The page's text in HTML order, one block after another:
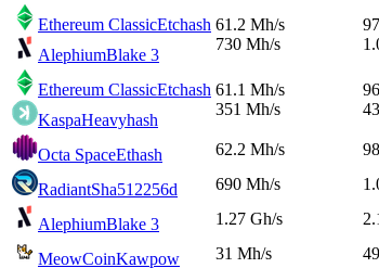
Ethereum ClassicEtchash
AlephiumBlake 3
61.2 Mh/s
730 Mh/s
Ethereum ClassicEtchash
KaspaHeavyhash
61.1 Mh/s
351 Mh/s
Octa SpaceEthash 62.2 Mh/s
RadiantSha512256d 690 Mh/s
AlephiumBlake 3 1.27 Gh/s
MeowCoinKawpow 31 Mh/s